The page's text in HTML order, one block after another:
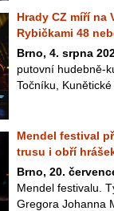
Hrady CZ míří na
Rybičkami 48
Brno, 4. srpna
putovní hudebně-
Točníku, Kunětické
Mendel festival
trusu i obří
Brno, 20.
Mendel festivalu.
Gregora Johanna